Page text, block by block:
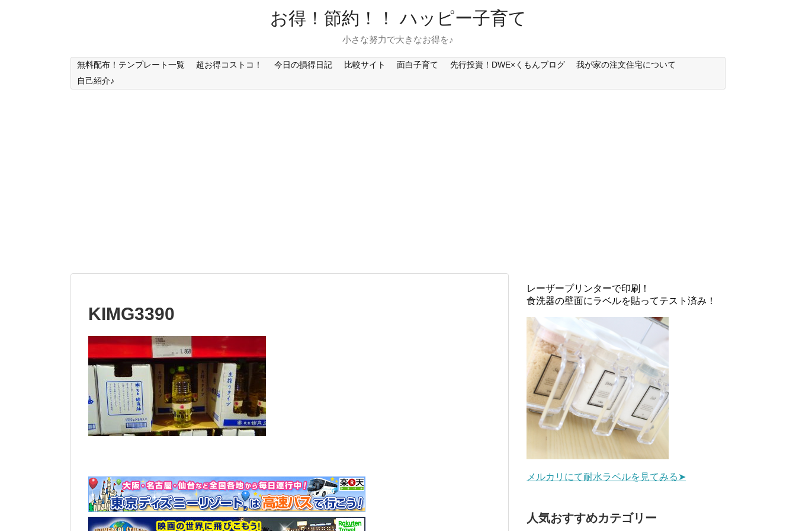
お得！節約！！ ハッピー子育て
小さな努力で大きなお得を♪
無料配布！テンプレート一覧 超お得コストコ！ 今日の損得日記 比較サイト 面白子育て 先行投資！DWE×くもんブログ
我が家の注文住宅について
自己紹介♪
KIMG3390
レーザープリンターで印刷！
食洗器の壁面にラベルを貼ってテスト済み！
メルカリにて耐水ラベルを見てみる➤
人気おすすめカテゴリー